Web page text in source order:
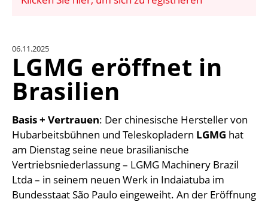
EINHEITENKONVERTER
KONTAKT
06.11.2025
LGMG eröffnet in
Brasilien
Basis + Vertrauen: Der chinesische Hersteller von
Hubarbeitsbühnen und Teleskopladern LGMG hat
am Dienstag seine neue brasilianische
Vertriebsniederlassung – LGMG Machinery Brazil
Ltda – in seinem neuen Werk in Indaiatuba im
Bundesstaat São Paulo eingeweiht. An der Eröffnung